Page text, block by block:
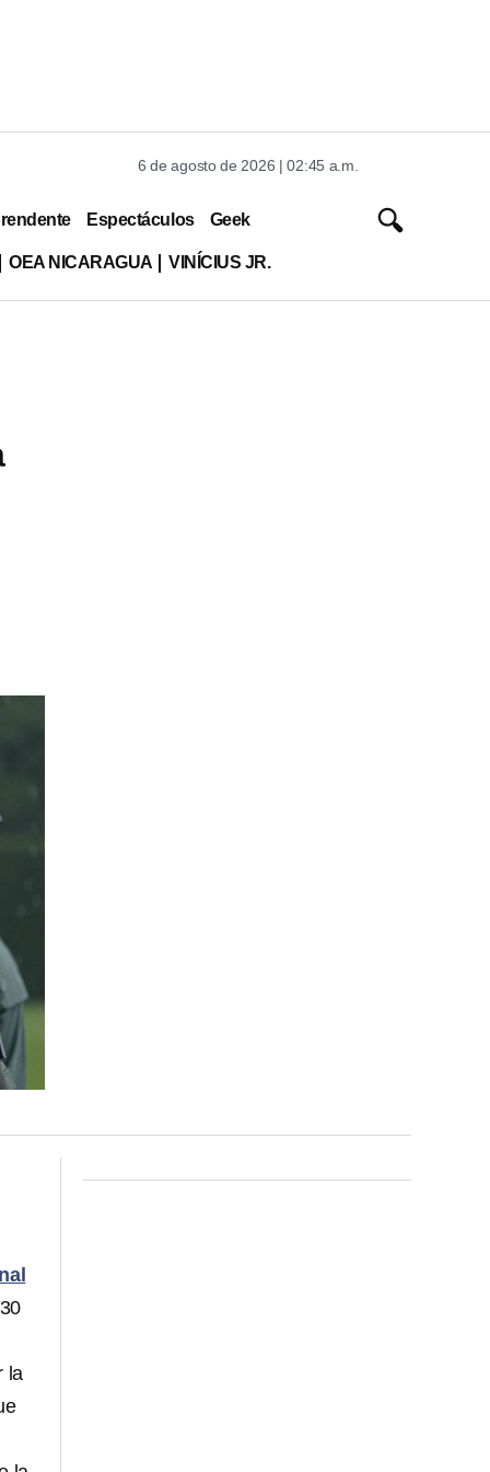
6 de agosto de 2026 | 02:45 a.m.
Espectáculos Geek
OEA NICARAGUA VINÍCIUS JR.
la